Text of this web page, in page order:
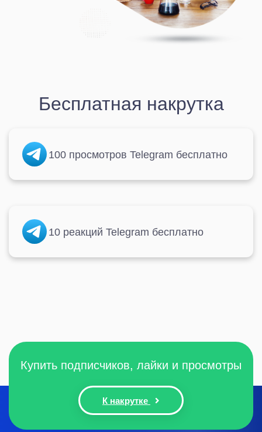
Бесплатная накрутка
100 просмотров Telegram бесплатно
10 реакций Telegram бесплатно
Купить подписчиков, лайки и просмотры
К накрутке